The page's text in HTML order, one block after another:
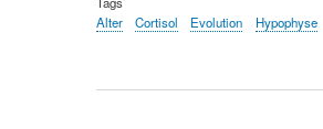
Alter
Cortisol Evolution Hypophyse